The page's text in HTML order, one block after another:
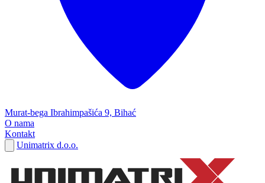
Murat-bega Ibrahimpašića 9, Bihać
O nama
Kontakt
Unimatrix d.o.o.